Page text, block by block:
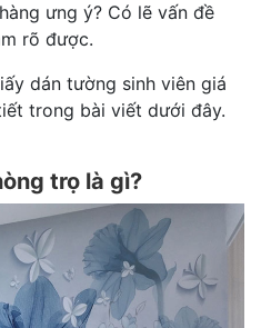
ưng ý? Có lẽ vấn đề
rõ được.
dán tường sinh viên giá
trong bài viết dưới đây.
trọ là gì?